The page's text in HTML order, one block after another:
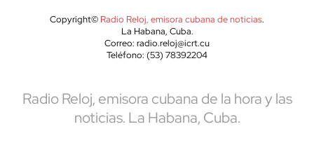
Copyright© Radio Reloj, emisora cubana de noticias.
La Habana, Cuba.
Correo: radio.reloj@icrt.cu
Teléfono: (53) 78392204
Radio Reloj, emisora cubana de la hora y las
noticias. La Habana, Cuba.